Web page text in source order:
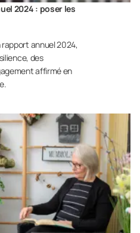
2024 : poser les
annuel 2024,
des
affirmé en